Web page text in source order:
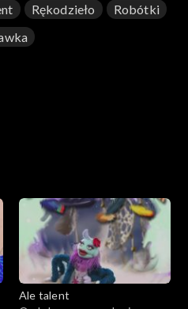
Rękodzieło
Robótki
Ale talent